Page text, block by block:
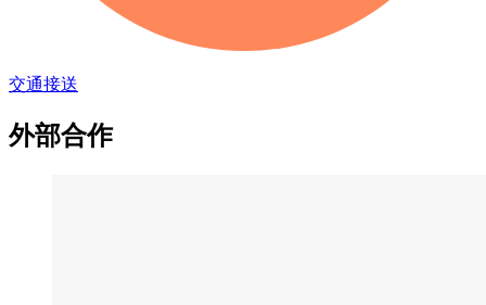
交通接送
外部合作